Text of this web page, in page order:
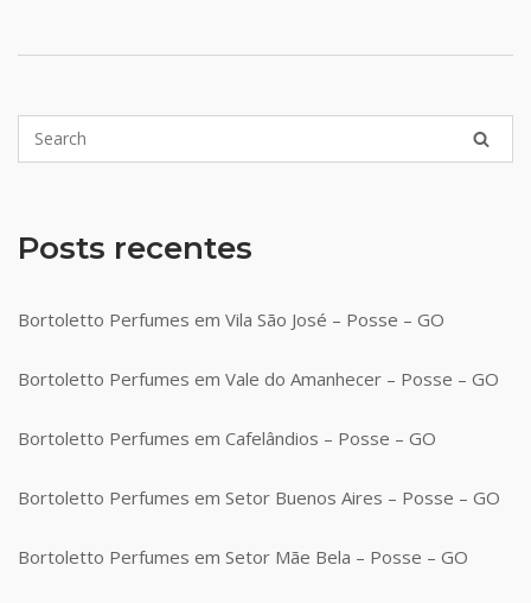
Posts recentes
Bortoletto Perfumes em Vila São José – Posse – GO
Bortoletto Perfumes em Vale do Amanhecer – Posse – GO
Bortoletto Perfumes em Cafelândios – Posse – GO
Bortoletto Perfumes em Setor Buenos Aires – Posse – GO
Bortoletto Perfumes em Setor Mãe Bela – Posse – GO